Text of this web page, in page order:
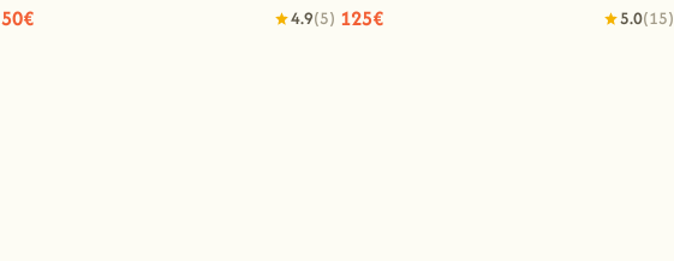
50€
4.9(5) 125€
5.0(15)